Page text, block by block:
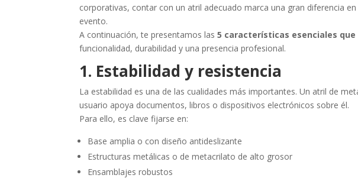
corporativas, contar con un atril adecuado marca una gran diferencia
evento.
A continuación, te presentamos las5 características esenciales
funcionalidad, durabilidad y una presencia profesional.
1. Estabilidad y resistencia
La estabilidad es una de las cualidades más importantes. Un atril de
usuario apoya documentos, libros o dispositivos electrónicos sobre él.
Para ello, es clave fijarse en:
Base amplia o con diseño antideslizante
Estructuras metálicas o de metacrilato de alto grosor
Ensamblajes robustos